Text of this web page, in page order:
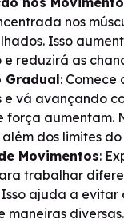
nos
Isso
reduzirá as
Gradual: Comece
e vá avançando
força aumentam.
dos limites
Movimentos:
trabalhar
Isso ajuda a
maneiras diversas.